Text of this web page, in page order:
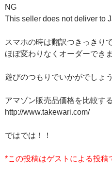
NG
This seller does not deliver to
スマホの時は翻訳つきっきり
ほぼ変わりなくオーダーできま
遊びのつもりでいかがでしょう
アマゾン販売品価格を比較す
http://www.takewari.com/
ではでは！！
*この投稿はゲストによる投稿